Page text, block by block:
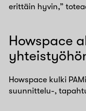
erittäin hyvin,”
Howspace
Howspace kulki
suunnittelu-,